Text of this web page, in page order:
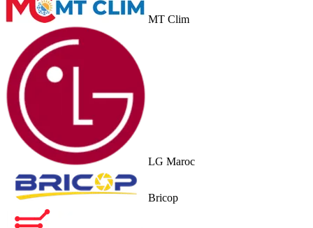
MT Clim
LG Maroc
Bricop